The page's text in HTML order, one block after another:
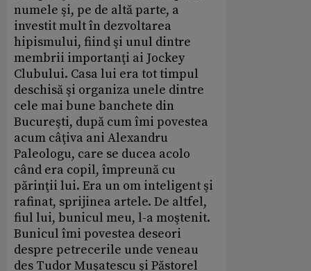
numele şi, pe de altă parte, a
investit mult în dezvoltarea
hipismului, fiind şi unul dintre
membrii importanţi ai Jockey
Clubului. Casa lui era tot timpul
deschisă şi organiza unele dintre
cele mai bune banchete din
Bucureşti, după cum îmi povestea
acum câţiva ani Alexandru
Paleologu, care se ducea acolo
când era copil, împreună cu
părinţii lui. Era un om inteligent şi
rafinat, sprijinea artele. De altfel,
fiul lui, bunicul meu, l-a moştenit.
Bunicul îmi povestea deseori
despre petrecerile unde veneau
des Tudor Muşatescu şi Păstorel